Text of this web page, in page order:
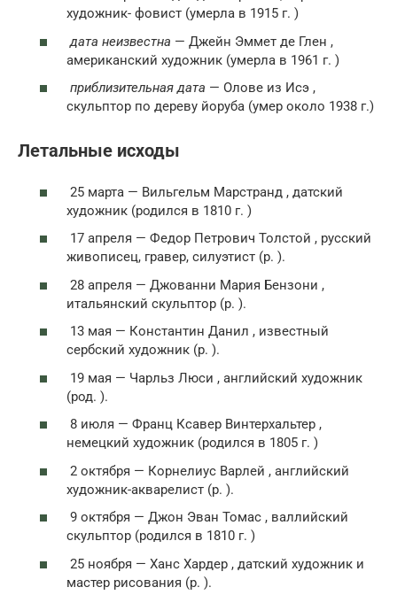
художник- фовист (умерла в 1915 г. )
дата неизвестна — Джейн Эммет де Глен ,
американский художник (умерла в 1961 г. )
приблизительная дата — Олове из Исэ ,
скульптор по дереву йоруба (умер около 1938 г.)
Летальные исходы
25 марта — Вильгельм Марстранд , датский
художник (родился в 1810 г. )
17 апреля — Федор Петрович Толстой , русский
живописец, гравер, силуэтист (р. ).
28 апреля — Джованни Мария Бензони ,
итальянский скульптор (р. ).
13 мая — Константин Данил , известный
сербский художник (р. ).
19 мая — Чарльз Люси , английский художник
(род. ).
8 июля — Франц Ксавер Винтерхальтер ,
немецкий художник (родился в 1805 г. )
2 октября — Корнелиус Варлей , английский
художник-акварелист (р. ).
9 октября — Джон Эван Томас , валлийский
скульптор (родился в 1810 г. )
25 ноября — Ханс Хардер , датский художник и
мастер рисования (р. ).